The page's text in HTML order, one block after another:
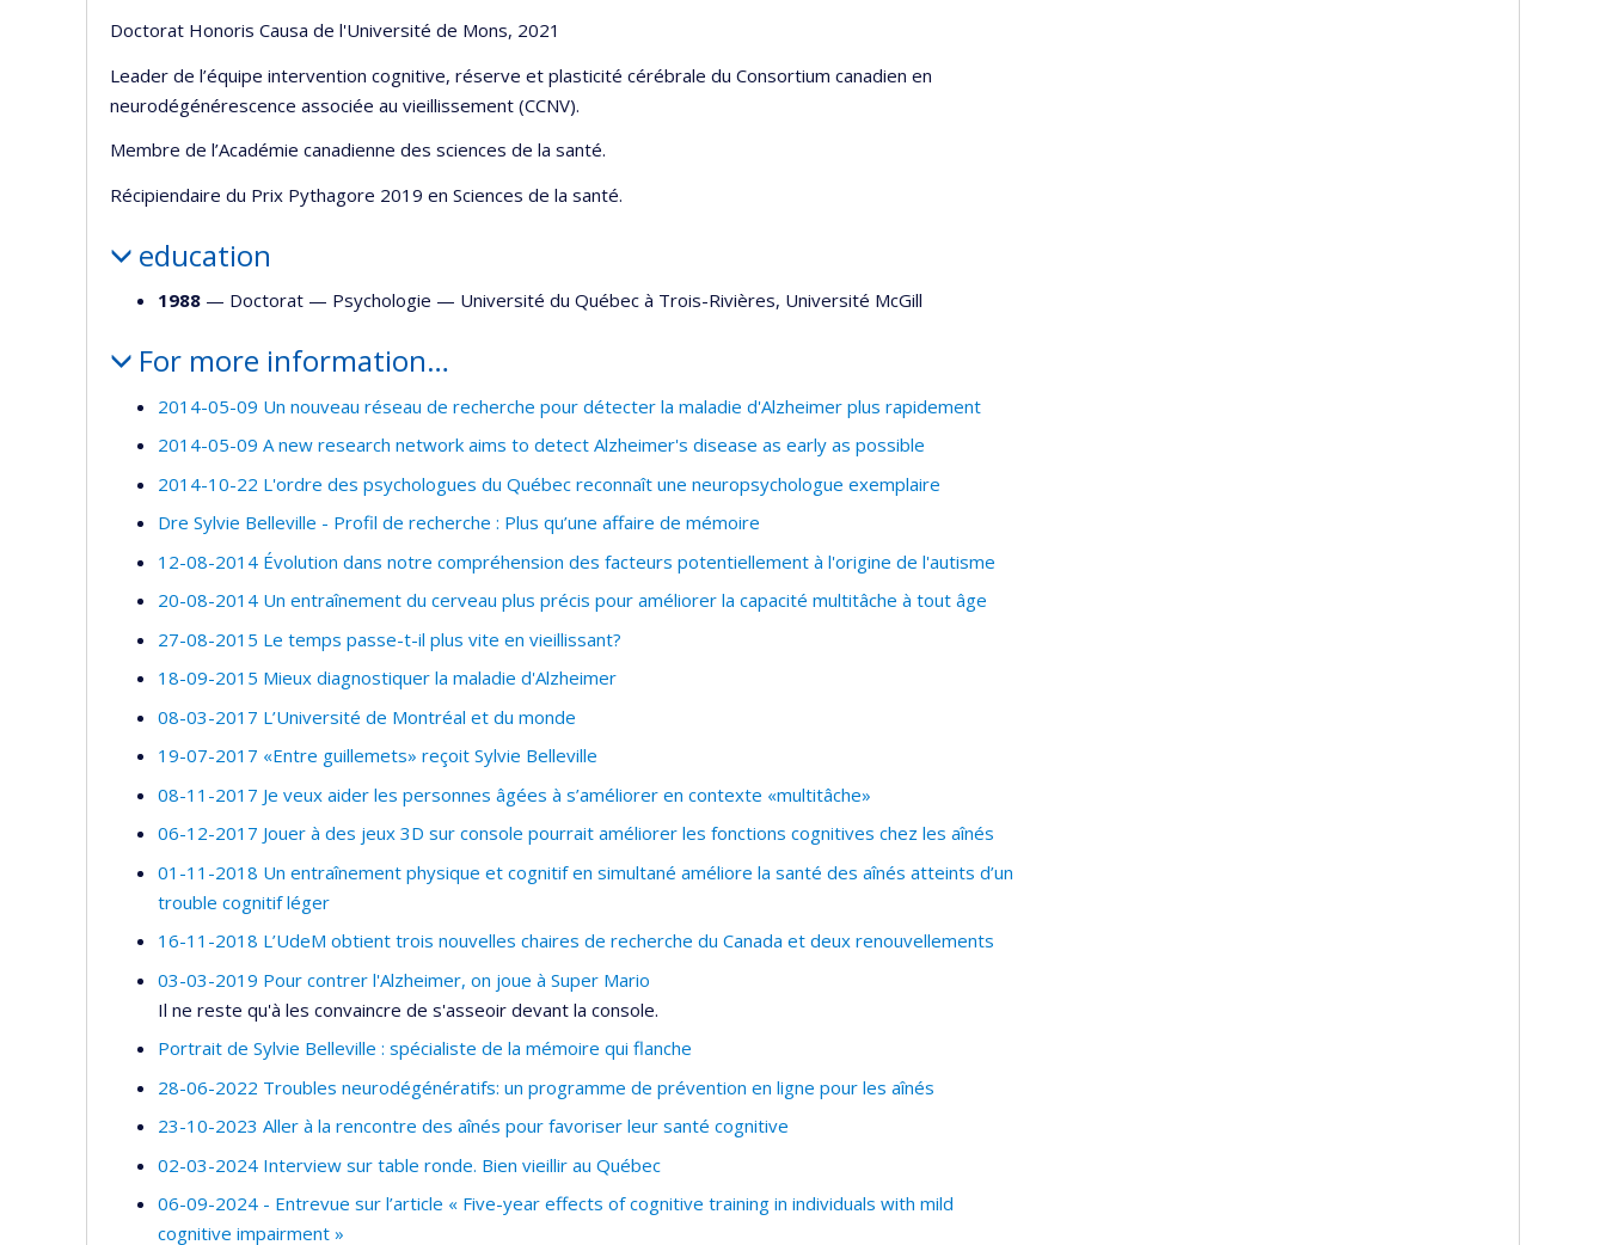
Doctorat Honoris Causa de l'Université de Mons, 2021
Leader de l’équipe intervention cognitive, réserve et plasticité cérébrale du Consortium canadien en
neurodégénérescence associée au vieillissement (CCNV).
Membre de l’Académie canadienne des sciences de la santé.
Récipiendaire du Prix Pythagore 2019 en Sciences de la santé.
education
1988 — Doctorat — Psychologie — Université du Québec à Trois-Rivières, Université McGill
For more information…
2014-05-09 Un nouveau réseau de recherche pour détecter la maladie d'Alzheimer plus rapidement
2014-05-09 A new research network aims to detect Alzheimer's disease as early as possible
2014-10-22 L'ordre des psychologues du Québec reconnaît une neuropsychologue exemplaire
Dre Sylvie Belleville - Profil de recherche : Plus qu’une affaire de mémoire
12-08-2014 Évolution dans notre compréhension des facteurs potentiellement à l'origine de l'autisme
20-08-2014 Un entraînement du cerveau plus précis pour améliorer la capacité multitâche à tout âge
27-08-2015 Le temps passe-t-il plus vite en vieillissant?
18-09-2015 Mieux diagnostiquer la maladie d'Alzheimer
08-03-2017 L’Université de Montréal et du monde
19-07-2017 «Entre guillemets» reçoit Sylvie Belleville
08-11-2017 Je veux aider les personnes âgées à s’améliorer en contexte «multitâche»
06-12-2017 Jouer à des jeux 3D sur console pourrait améliorer les fonctions cognitives chez les aînés
01-11-2018 Un entraînement physique et cognitif en simultané améliore la santé des aînés atteints d’un
trouble cognitif léger
16-11-2018 L’UdeM obtient trois nouvelles chaires de recherche du Canada et deux renouvellements
03-03-2019 Pour contrer l'Alzheimer, on joue à Super Mario
Il ne reste qu'à les convaincre de s'asseoir devant la console.
Portrait de Sylvie Belleville : spécialiste de la mémoire qui flanche
28-06-2022 Troubles neurodégénératifs: un programme de prévention en ligne pour les aînés
23-10-2023 Aller à la rencontre des aînés pour favoriser leur santé cognitive
02-03-2024 Interview sur table ronde. Bien vieillir au Québec
06-09-2024 - Entrevue sur l’article « Five-year effects of cognitive training in individuals with mild
cognitive impairment »